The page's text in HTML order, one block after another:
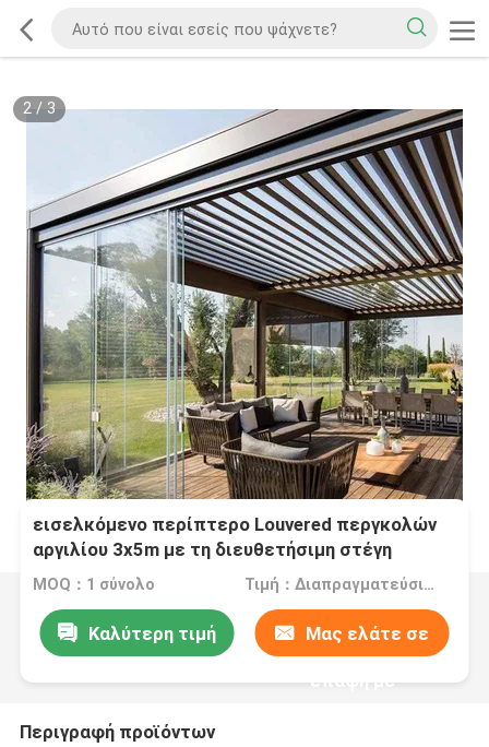
2/ 3
εισελκόμενο περίπτερο Louvered περγκολών
αργιλίου 3x5m με τη διευθετήσιμη στέγη
MOQ：1 σύνολο Τιμή：Διαπραγματεύσιμα
Καλύτερη τιμή Μας ελάτε σε
επαφή με
Περιγραφή προϊόντων